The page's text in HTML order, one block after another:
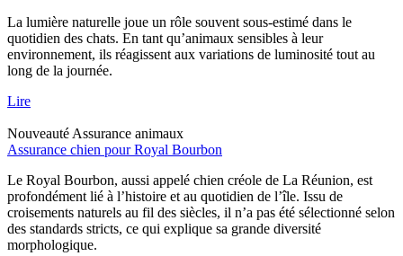
La lumière naturelle joue un rôle souvent sous-estimé dans le
quotidien des chats. En tant qu’animaux sensibles à leur
environnement, ils réagissent aux variations de luminosité tout au
long de la journée.
Lire
Nouveauté Assurance animaux
Assurance chien pour Royal Bourbon
Le Royal Bourbon, aussi appelé chien créole de La Réunion, est
profondément lié à l’histoire et au quotidien de l’île. Issu de
croisements naturels au fil des siècles, il n’a pas été sélectionné selon
des standards stricts, ce qui explique sa grande diversité
morphologique.